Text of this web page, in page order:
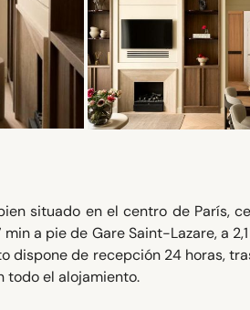
situado en el centro de París,
a pie de Gare Saint-Lazare, a
dispone de recepción 24 horas,
todo el alojamiento.